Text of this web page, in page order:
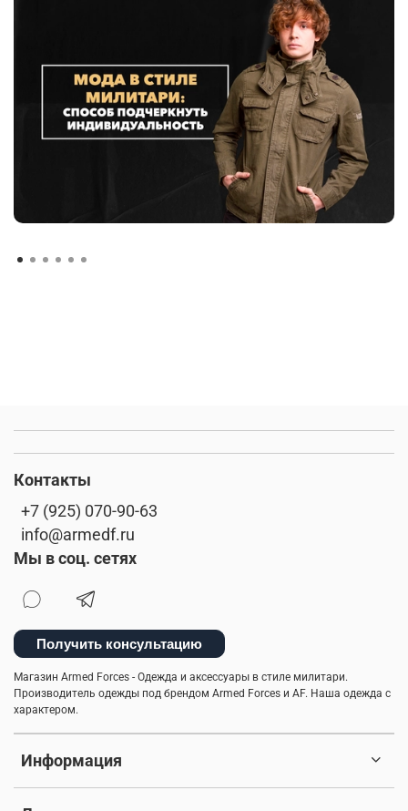
Информация
Контакты
+7 (925) 070-90-63
info@armedf.ru
Мы в соц. сетях
Получить консультацию
Магазин Armed Forces - Одежда и аксессуары в стиле милитари.
Производитель одежды под брендом Armed Forces и AF. Наша одежда с
характером.